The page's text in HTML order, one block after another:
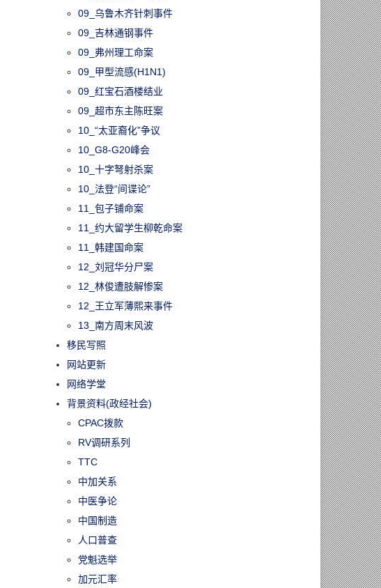
09_乌鲁木齐针刺事件
09_吉林通钢事件
09_弗州理工命案
09_甲型流感(H1N1)
09_红宝石酒楼结业
09_超市东主陈旺案
10_“太亚裔化”争议
10_G8-G20峰会
10_十字弩射杀案
10_法登“间谍论”
11_包子铺命案
11_约大留学生柳乾命案
11_韩建国命案
12_刘冠华分尸案
12_林俊遭肢解惨案
12_王立军薄熙来事件
13_南方周末风波
移民写照
网站更新
网络学堂
背景资料(政经社会)
CPAC拨款
RV调研系列
TTC
中加关系
中医争论
中国制造
人口普查
党魁选举
加元汇率